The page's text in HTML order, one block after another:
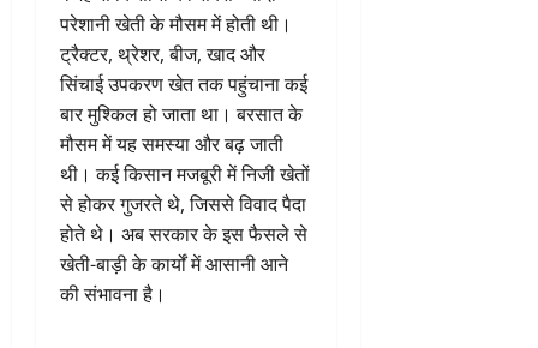
परेशानी खेती के मौसम में होती थी।
ट्रैक्टर, थ्रेशर, बीज, खाद और
सिंचाई उपकरण खेत तक पहुंचाना कई
बार मुश्किल हो जाता था। बरसात के
मौसम में यह समस्या और बढ़ जाती
थी। कई किसान मजबूरी में निजी खेतों
से होकर गुजरते थे, जिससे विवाद पैदा
होते थे। अब सरकार के इस फैसले से
खेती-बाड़ी के कार्यों में आसानी आने
की संभावना है।